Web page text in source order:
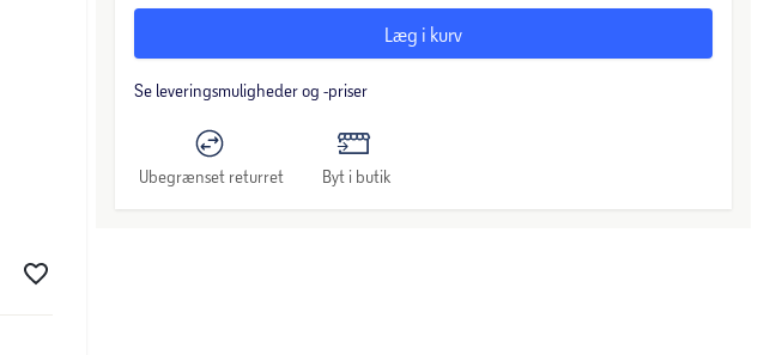
Læg i kurv
Se leveringsmuligheder og -priser
Ubegrænset returret Byt i butik